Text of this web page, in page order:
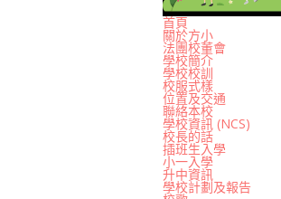
首頁
關於方小
法團校董會
學校簡介
學校校訓
校服式樣
位置及交通
聯絡本校
學校資訊 (NCS)
校長的話
插班生入學
小一入學
升中資訊
學校計劃及報告